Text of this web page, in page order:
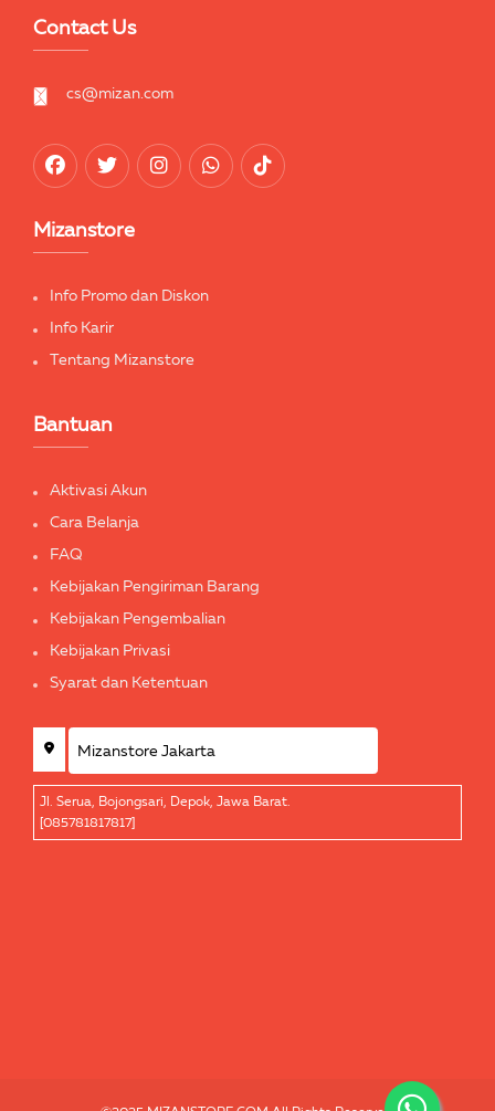
Contact Us
cs@mizan.com
Mizanstore
Info Promo dan Diskon
Info Karir
Tentang Mizanstore
Bantuan
Aktivasi Akun
Cara Belanja
FAQ
Kebijakan Pengiriman Barang
Kebijakan Pengembalian
Kebijakan Privasi
Syarat dan Ketentuan
Jl. Serua, Bojongsari, Depok, Jawa Barat.
[085781817817]